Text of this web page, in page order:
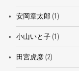
安岡章太郎 (1)
小山いと子(1)
田宮虎彦(2)